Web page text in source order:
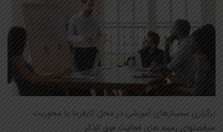
برگزاري سمينارهاي آموزشي در محل کارفرما با محوریت
سرفصلهای زمینه های فعالیت فوق الذکر